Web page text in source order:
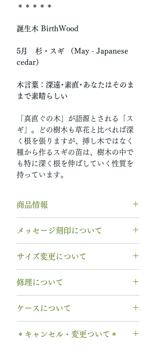
＊＊＊＊＊
誕生木 BirthWood
5月 杉・スギ （May - Japanese
cedar）
木言葉：深遠･素直･あなたはそのま
まで素晴らしい
「真直ぐの木」が語源とされる「ス
ギ」。どの樹木も草花と比べれば深
く根を張りますが、挿し木ではなく
種から作るスギの苗は、樹木の中で
も特に深く根を伸ばしていく性質を
持っています。
商品情報
木種： 杉 スギ
納期： 3〜4週間
※お急ぎの場合は事前にご相談く
ださい
メッセージ刻印について
フォント：ブロック体
以下の組み合わせが可能です。
A～Z 英字 大文字のみ（※小文
字は不可です）
0～9 数字
. ドット
サイズ変更について
ません 。
お届け日より3週間以内であれば、
1回に限り無料にて新品交換いたし
ます。
修理について
で、専用のクロスをプレゼントし
******
ケースについて
料の装飾ケースのいずれかを選択
＊キャンセル・変更ついて＊